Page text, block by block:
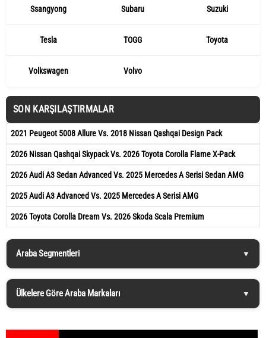
Ssangyong Subaru Suzuki
Tesla TOGG Toyota
Volkswagen Volvo
SON KARŞILAŞTIRMALAR
2021 Peugeot 5008 Allure Vs. 2018 Nissan Qashqai Design Pack
2026 Nissan Qashqai Skypack Vs. 2026 Toyota Corolla Flame X-Pack
2026 Audi A3 Sedan Advanced Vs. 2025 Mercedes A Serisi Sedan AMG
2025 Audi A3 Advanced Vs. 2025 Mercedes A Serisi AMG
2026 Toyota Corolla Dream Vs. 2026 Skoda Scala Premium
Araba Segmentleri
Ülkelere Göre Araba Markaları